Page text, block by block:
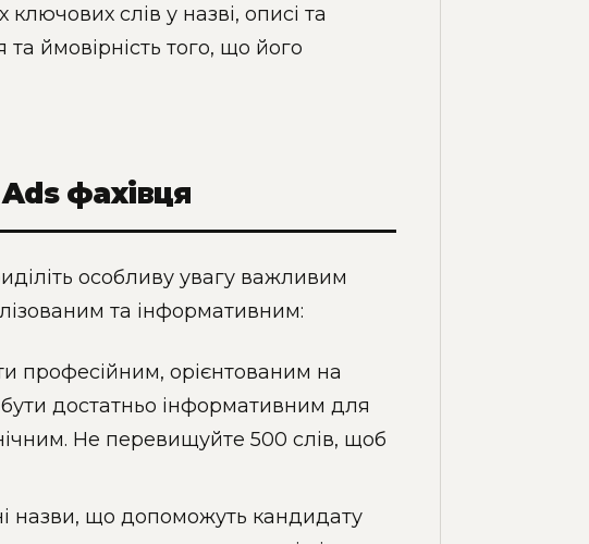
слів у назві, описі та
ймовірність того, що його
фахівця
особливу увагу важливим
та інформативним:
професійним, орієнтованим на
достатньо інформативним для
Не перевищуйте 500 слів, щоб
назви, що допоможуть кандидату